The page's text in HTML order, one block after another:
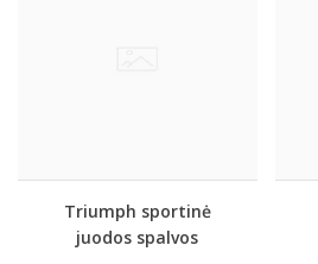
Triumph sportinė
juodos spalvos